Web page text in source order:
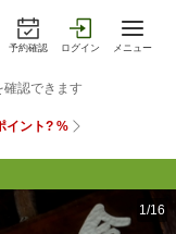
予約確認 ログイン メニュー
1/16